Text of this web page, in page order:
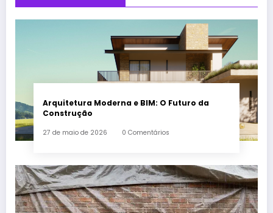
Arquitetura Moderna e BIM: O Futuro da
Construção
27 de maio de 2026 0 Comentários